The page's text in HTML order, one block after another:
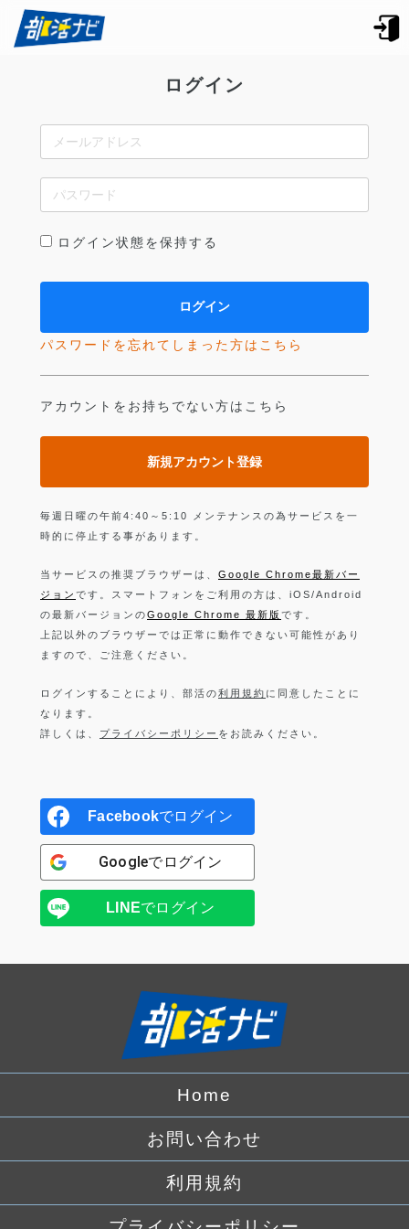
ログイン
ログイン状態を保持する
パスワードを忘れてしまった方はこちら
アカウントをお持ちでない方はこちら
新規アカウント登録
毎週日曜の午前4:40～5:10 メンテナンスの為サービスを一
時的に停止する事があります。
当サービスの推奨ブラウザーは、 Google Chrome最新バー
ジョン です。スマートフォンをご利用の方は、iOS/Android
の最新バージョンのGoogle Chrome 最新版 です。
上記以外のブラウザーでは正常に動作できない可能性があり
ますので、ご注意ください。
ログインすることにより、部活の利用規約 に同意したことに
なります。
詳しくは、 プライバシーポリシー をお読みください。
Facebookでログイン
Googleでログイン
LINEでログイン
Home
お問い合わせ
利用規約